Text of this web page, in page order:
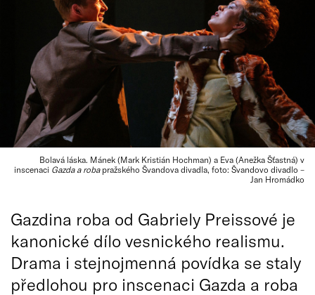
Bolavá láska. Mánek (Mark Kristián Hochman) a Eva (Anežka Šťastná) v
inscenaci Gazda a robapražského Švandova divadla, foto: Švandovo divadlo –
Jan Hromádko
Gazdina roba od Gabriely Preissové je
kanonické dílo vesnického realismu.
Drama i stejnojmenná povídka se staly
předlohou pro inscenaci Gazda a roba